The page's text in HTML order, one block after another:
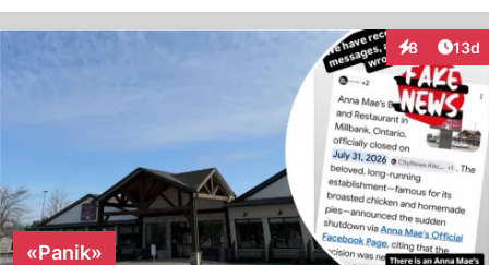
8
Interaktionen
13d
«Panik»